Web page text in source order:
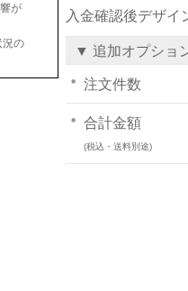
が
況の
入金確認後デザイ
▼ 追加オプショ
注文件数
合計金額
(税込・送料別途)